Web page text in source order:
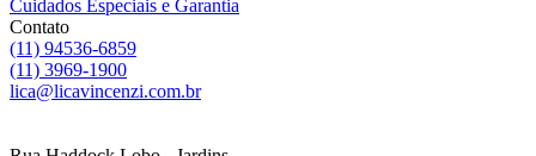
Cuidados Especiais e Garantia
Contato
(11) 94536-6859
(11) 3969-1900
lica@licavincenzi.com.br